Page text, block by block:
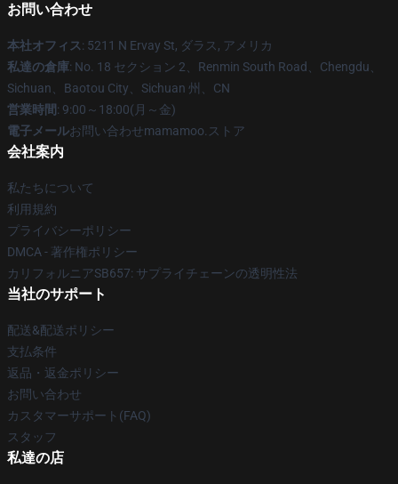
お問い合わせ
本社オフィス: 5211 N Ervay St, ダラス, アメリカ
私達の倉庫: No. 18 セクション 2、Renmin South Road、Chengdu、
Sichuan、Baotou City、Sichuan 州、CN
営業時間: 9:00～18:00(月～金)
電子メールお問い合わせmamamoo.ストア
会社案内
私たちについて
利用規約
プライバシーポリシー
DMCA - 著作権ポリシー
カリフォルニアSB657: サプライチェーンの透明性法
当社のサポート
配送&配送ポリシー
支払条件
返品・返金ポリシー
お問い合わせ
カスタマーサポート(FAQ)
スタッフ
私達の店